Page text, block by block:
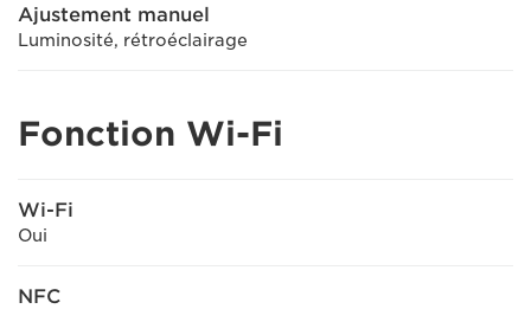
Ajustement manuel
Luminosité, rétroéclairage
Fonction Wi-Fi
Wi-Fi
Oui
NFC